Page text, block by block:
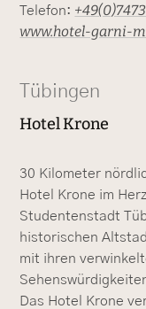
Telefon:
www.hotel-garni-
Tübingen
Hotel Krone
30 Kilometer
Hotel Krone im
Studentenstadt
historischen
mit ihren
Das Hotel Krone